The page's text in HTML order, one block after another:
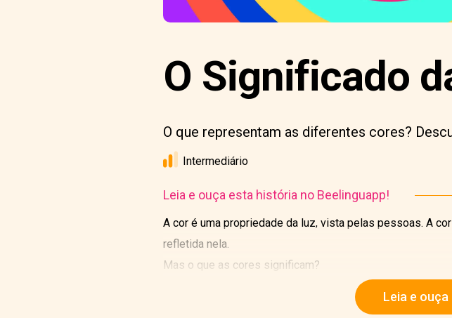
O Significado
O que representam as diferentes cores?
Intermediário
Leia e ouça esta história no Beelinguapp!
A cor é uma propriedade da luz, vista pelas pessoas. A
refletida nela.
Mas o que as cores significam?
Leia e